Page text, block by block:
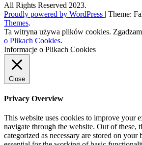
All Rights Reserved 2023.
Proudly powered by WordPress | Theme:
Themes.
Ta witryna używa plików cookies.
o Plikach Cookies.
Informacje o Plikach Cookies
Close
Privacy Overview
This website uses cookies to improve your
navigate through the website. Out of these,
categorized as necessary are stored on your